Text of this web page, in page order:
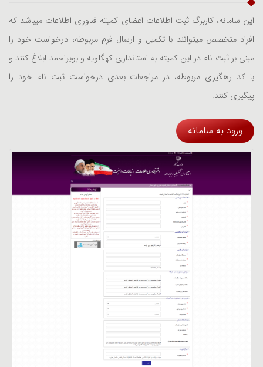
این سامانه، کاربرگ ثبت اطلاعات اعضای کمیته فناوری اطلاعات میباشد که
افراد متخصص میتوانند با تکمیل و ارسال فرم مربوطه، درخواست خود را
مبنی بر ثبت نام در این کمیته به استانداری کهگلویه و بویراحمد ابلاغ کنند و
با کد رهگیری مربوطه، در مراجعات بعدی درخواست ثبت نام خود را
پیگیری کنند.
ورود به سامانه